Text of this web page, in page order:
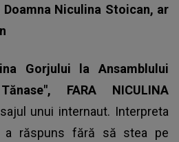
Niculina Stoican, ar
Gorjului la Ansamblului
FARA NICULINA
unui internaut. Interpreta
a răspuns fără să stea pe